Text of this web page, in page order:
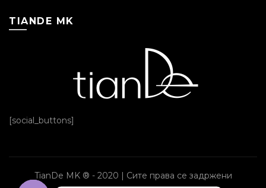
TIANDE MK
[social_buttons]
TianDe MK ® - 2020 | Сите права се задржени